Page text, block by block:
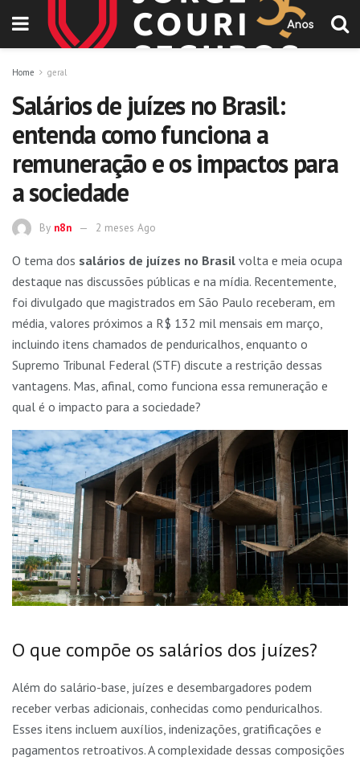
Home geral
Salários de juízes no Brasil:
entenda como funciona a
remuneração e os impactos para
a sociedade
By n8n 2 meses Ago
O tema dos salários de juízes no Brasil volta e meia ocupa
destaque nas discussões públicas e na mídia. Recentemente,
foi divulgado que magistrados em São Paulo receberam, em
média, valores próximos a R$ 132 mil mensais em março,
incluindo itens chamados de penduricalhos, enquanto o
Supremo Tribunal Federal (STF) discute a restrição dessas
vantagens. Mas, afinal, como funciona essa remuneração e
qual é o impacto para a sociedade?
O que compõe os salários dos juízes?
Além do salário-base, juízes e desembargadores podem
receber verbas adicionais, conhecidas como penduricalhos.
Esses itens incluem auxílios, indenizações, gratificações e
pagamentos retroativos. A complexidade dessas composições